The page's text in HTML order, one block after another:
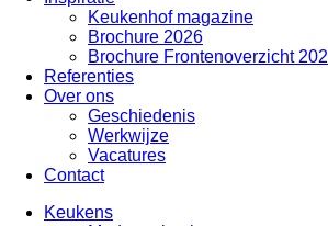
Keukenhof magazine
Brochure 2026
Brochure Frontenoverzicht
Referenties
Over ons
Geschiedenis
Werkwijze
Vacatures
Contact
Keukens